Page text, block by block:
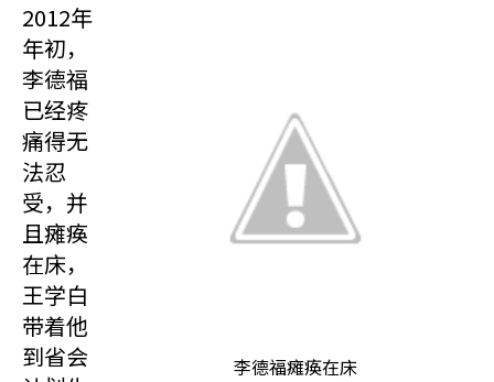
李德福瘫痪在床
2012年
年初，
李德福
已经疼
痛得无
法忍
受，并
且瘫痪
在床，
王学白
带着他
到省会